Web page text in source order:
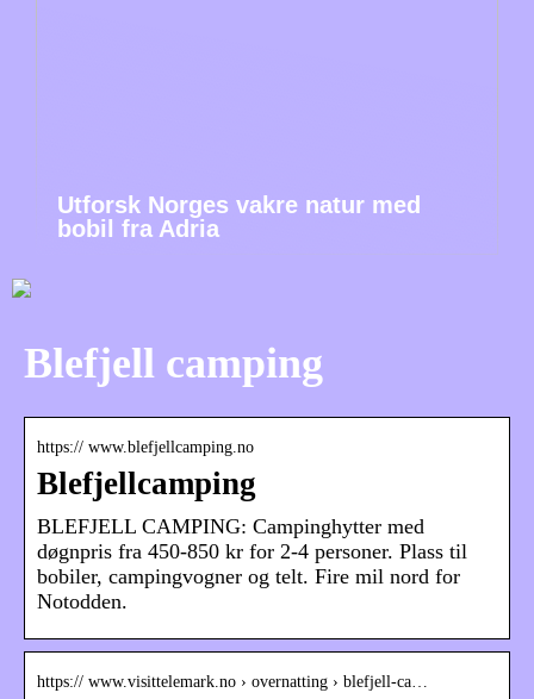
Utforsk Norges vakre natur med
bobil fra Adria
Blefjell camping
https:// www.blefjellcamping.no
Blefjellcamping
BLEFJELL CAMPING: Campinghytter med
døgnpris fra 450-850 kr for 2-4 personer. Plass til
bobiler, campingvogner og telt. Fire mil nord for
Notodden.
https:// www.visittelemark.no › overnatting › blefjell-ca…